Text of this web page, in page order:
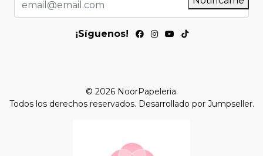
¡Síguenos!
© 2026 NoorPapeleria.
Todos los derechos reservados. Desarrollado por Jumpseller.